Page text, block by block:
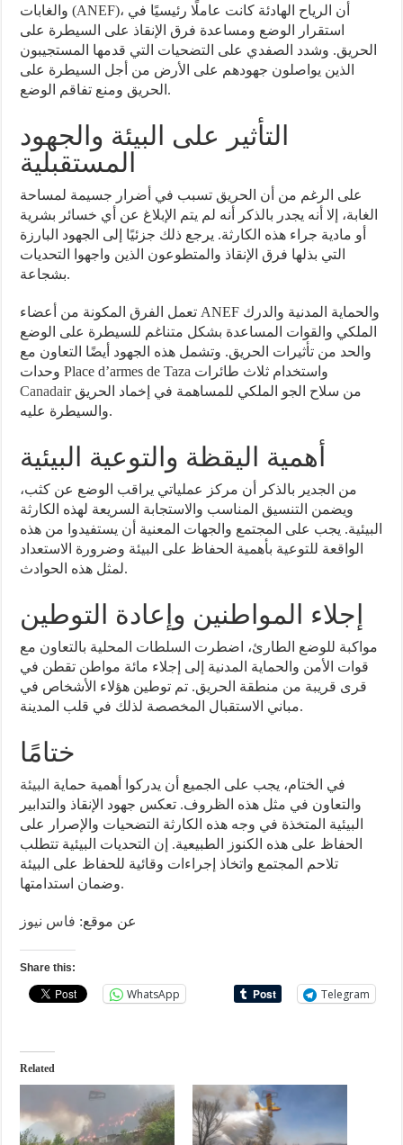
والغابات (ANEF)، أن الرياح الهادئة كانت عاملًا رئيسيًا في
استقرار الوضع ومساعدة فرق الإنقاذ على السيطرة على
الحريق. وشدد الصفدي على التضحيات التي قدمها المستجيبون
الذين يواصلون جهودهم على الأرض من أجل السيطرة على
الحريق ومنع تفاقم الوضع.
التأثير على البيئة والجهود
المستقبلية
على الرغم من أن الحريق تسبب في أضرار جسيمة لمساحة
الغابة، إلا أنه يجدر بالذكر أنه لم يتم الإبلاغ عن أي خسائر بشرية
أو مادية جراء هذه الكارثة. يرجع ذلك جزئيًا إلى الجهود البارزة
التي بذلها فرق الإنقاذ والمتطوعون الذين واجهوا التحديات
بشجاعة.
تعمل الفرق المكونة من أعضاء ANEF والحماية المدنية والدرك
الملكي والقوات المساعدة بشكل متناغم للسيطرة على الوضع
والحد من تأثيرات الحريق. وتشمل هذه الجهود أيضًا التعاون مع
وحدات Place d’armes de Taza واستخدام ثلاث طائرات
Canadairمن سلاح الجو الملكي للمساهمة في إخماد الحريق
والسيطرة عليه.
أهمية اليقظة والتوعية البيئية
من الجدير بالذكر أن مركز عملياتي يراقب الوضع عن كثب،
ويضمن التنسيق المناسب والاستجابة السريعة لهذه الكارثة
البيئية. يجب على المجتمع والجهات المعنية أن يستفيدوا من هذه
الواقعة للتوعية بأهمية الحفاظ على البيئة وضرورة الاستعداد
لمثل هذه الحوادث.
إجلاء المواطنين وإعادة التوطين
مواكبة للوضع الطارئ، اضطرت السلطات المحلية بالتعاون مع
قوات الأمن والحماية المدنية إلى إجلاء مائة مواطن تقطن في
قرى قريبة من منطقة الحريق. تم توطين هؤلاء الأشخاص في
مباني الاستقبال المخصصة لذلك في قلب المدينة.
ختامًا
في الختام، يجب على الجميع أن يدركوا أهمية حماية البيئة
والتعاون في مثل هذه الظروف. تعكس جهود الإنقاذ والتدابير
البيئية المتخذة في وجه هذه الكارثة التضحيات والإصرار على
الحفاظ على هذه الكنوز الطبيعية. إن التحديات البيئية تتطلب
تلاحم المجتمع واتخاذ إجراءات وقائية للحفاظ على البيئة
وضمان استدامتها.
عن موقع: فاس نيوز
Share this:
WhatsApp Telegram
Related